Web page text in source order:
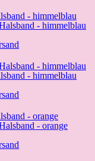
- himmelblau
- himmelblau
- orange